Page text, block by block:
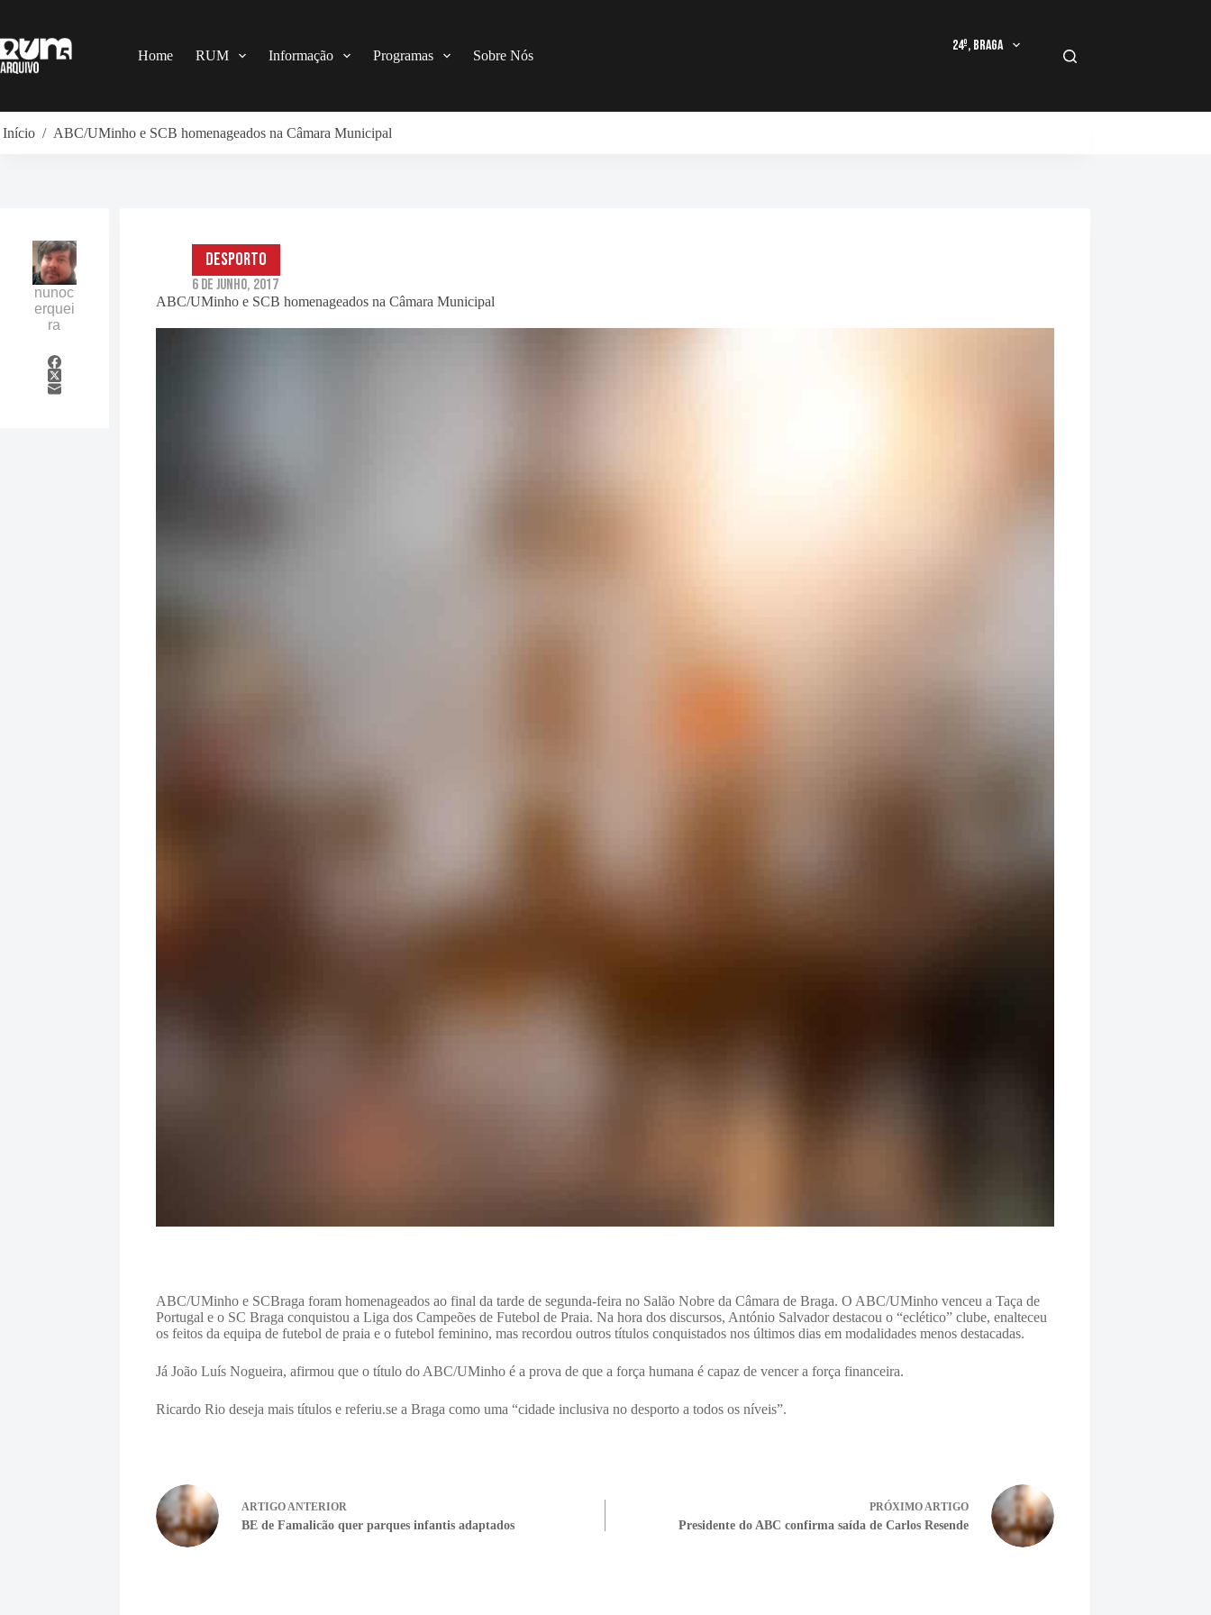
o
conteúdo
Home RUM Informação Programas Sobre Nós
24º, Braga
Início / ABC/UMinho e SCB homenageados na Câmara Municipal
ABC/UMinho e SCB homenageados na Câmara Municipal
Desporto
6 de Junho, 2017
ABC/UMinho e SCBraga foram homenageados ao final da tarde de segunda-feira no Salão Nobre da Câmara de Braga. O ABC/UMinho venceu a Taça de
Portugal e o SC Braga conquistou a Liga dos Campeões de Futebol de Praia. Na hora dos discursos, António Salvador destacou o “eclético” clube, enalteceu
os feitos da equipa de futebol de praia e o futebol feminino, mas recordou outros títulos conquistados nos últimos dias em modalidades menos destacadas.
Já João Luís Nogueira, afirmou que o título do ABC/UMinho é a prova de que a força humana é capaz de vencer a força financeira.
Ricardo Rio deseja mais títulos e referiu.se a Braga como uma “cidade inclusiva no desporto a todos os níveis”.
ARTIGOANTERIOR
BE de Famalicão quer parques infantis adaptados
PRÓXIMOARTIGO
Presidente do ABC confirma saída de Carlos Resende
nunoc
erquei
ra